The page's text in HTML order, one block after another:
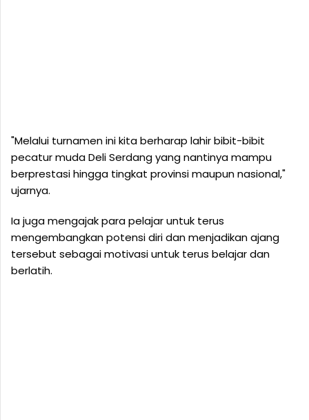
"Melalui turnamen ini kita berharap lahir bibit-bibit
pecatur muda Deli Serdang yang nantinya mampu
berprestasi hingga tingkat provinsi maupun nasional,"
ujarnya.
Ia juga mengajak para pelajar untuk terus
mengembangkan potensi diri dan menjadikan ajang
tersebut sebagai motivasi untuk terus belajar dan
berlatih.